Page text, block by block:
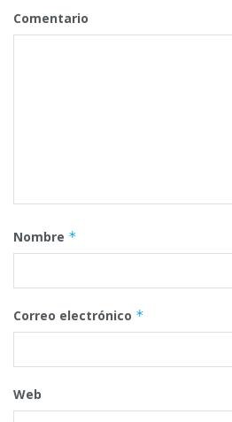
Comentario
Nombre *
Correo electrónico *
Web